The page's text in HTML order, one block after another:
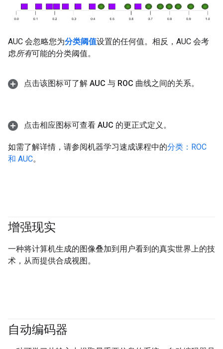
AUC 会忽略您为分类阈值设置的任何值。相反，AUC 会考
虑所有可能的分类阈值。
点击该图标可了解 AUC 与 ROC 曲线之间的关系。
点击相应图标可查看 AUC 的更正式定义。
如需了解详情，请参阅机器学习速成课程中的分类：ROC
和 AUC。
增强现实
一种将计算机生成的图像叠加到用户看到的真实世界上的技
术，从而提供合成视图。
自动编码器